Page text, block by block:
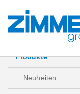
Start Produkte
Produkte
Neuheiten